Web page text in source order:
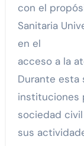
con el
Sanitaria
en el
acceso a la
Durante esta
instituciones
sociedad
sus